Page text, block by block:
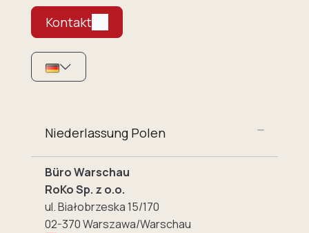
Kontakt
Niederlassung Polen
Büro Warschau
RoKo Sp. z o.o.
ul. Białobrzeska 15/170
02-370 Warszawa/Warschau